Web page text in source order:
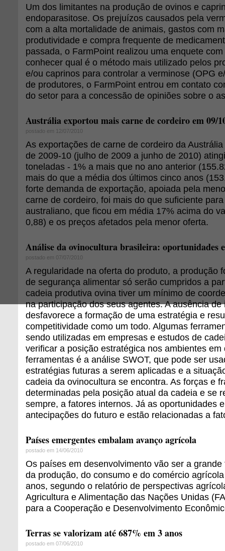
Um dos limitantes na produção de ovinos e
endoparasitose. Os prejuízos causados pela
com a alta mortalidade de animais, gastos com
produtividade e compra frequente de
passada, o FarmPoint realizou uma enquete
conhecer qual é o método mais utilizado pelos
e/ou caprinos para controlar a verminose (OPG
de produtores, o FarmPoint entrou em contato
do setor para a concessão de opiniões sobre o
Austrália exportou mais carne de cordeiro em 09/
postado em 12/07/2010
As exportações de carne de cordeiro da
de 2009-10 (julho de 2009 a junho de 2010)
toneladas - 1% a mais que no ano anterior
mais do que a média dos últimos cinco anos
forte demanda de exportação, apoiada pela
carne de cordeiro, foi mais do que suficiente
australiano, que ficou em média 17% acima do
0,88) e os preços afetados pela menor oferta.
Análise da ovinocultura brasileira: oportunidades
postado em 07/07/2010
A regularidade na oferta do produto, a produção
de segurança alimentar só serão cumpridos a
cadeia produtiva ovina tiver um mínimo de
na participação dos seus agentes. A ausência de
desfavorece a formação de uma estratégia e
competitividade como um todo. Algumas
sendo utilizadas em empresas e estudos de
verificar a posição estratégica nos ambientes
ferramentas é a análise SWOT, que pode ser
estratégias futuras a serem aplicadas e a
cadeia da ovinocultura se encontra. As forças e
determinadas pela posição atual da cadeia e se
sempre, a fatores internos. Já as oportunidades
antecipações do futuro e estão relacionadas a
Países emergentes embalam avanço agrícola
postado em 14/06/2010
Os países em desenvolvimento vão ser a
da produção, do consumo e do comércio
anos, segundo o relatório de perspectivas
Agricultura e Alimentação das Nações Unidas
para a Cooperação e Desenvolvimento
Terras se valorizam até 687% em 3 anos
postado em 07/06/2010